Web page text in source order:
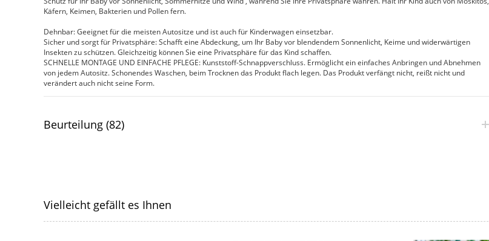
Käfern, Keimen, Bakterien und Pollen fern.
Dehnbar: Geeignet für die meisten Autositze und ist auch für Kinderwagen einsetzbar.
Sicher und sorgt für Privatsphäre: Schafft eine Abdeckung, um Ihr Baby vor blendendem Sonnenlicht, Keime und widerwärtigen
Insekten zu schützen. Gleichzeitig können Sie eine Privatsphäre für das Kind schaffen.
SCHNELLE MONTAGE UND EINFACHE PFLEGE: Kunststoff-Schnappverschluss. Ermöglicht ein einfaches Anbringen und Abnehmen
von jedem Autositz. Schonendes Waschen, beim Trocknen das Produkt flach legen. Das Produkt verfängt nicht, reißt nicht und
verändert auch nicht seine Form.
Beurteilung (82)
Vielleicht gefällt es Ihnen